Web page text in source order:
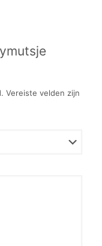
Vereiste velden zijn